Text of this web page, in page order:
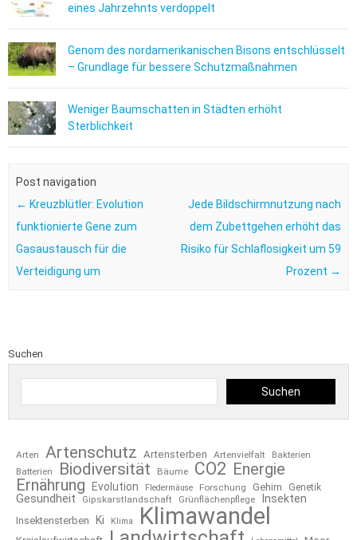
eines Jahrzehnts verdoppelt
Genom des nordamerikanischen Bisons entschlüsselt
– Grundlage für bessere Schutzmaßnahmen
Weniger Baumschatten in Städten erhöht
Sterblichkeit
Post navigation
← Kreuzblütler: Evolution
funktionierte Gene zum
Gasaustausch für die
Verteidigung um
Jede Bildschirmnutzung nach
dem Zubettgehen erhöht das
Risiko für Schlaflosigkeit um 59
Prozent →
Suchen
Suchen
Arten Artenschutz Artensterben Artenvielfalt
Bakterien
Batterien
Biodiversität Bäume CO2 Energie
Ernährung
Evolution Fledermäuse Forschung Gehirn Genetik
Gesundheit Gipskarstlandschaft Grünflächenpflege Insekten
Insektensterben Ki Klima Klimawandel